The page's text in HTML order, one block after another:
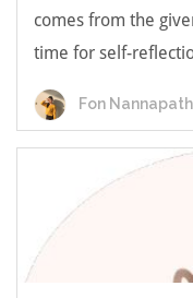
comes from the
time for self-
Fon Nannapath